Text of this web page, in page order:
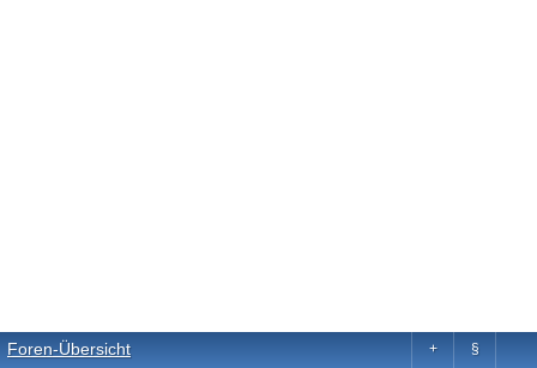
Foren-Übersicht §
+